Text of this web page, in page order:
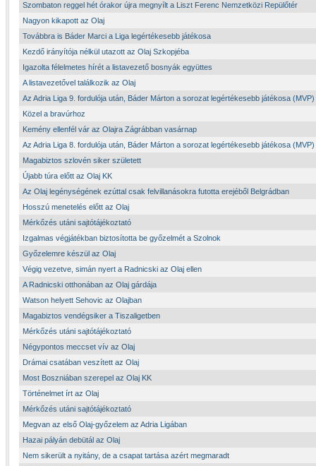
Szombaton reggel hét órakor újra megnyílt a Liszt Ferenc Nemzetközi Repülőtér
Nagyon kikapott az Olaj
Továbbra is Báder Marci a Liga legértékesebb játékosa
Kezdő irányítója nélkül utazott az Olaj Szkopjéba
Igazolta félelmetes hírét a listavezető bosnyák együttes
A listavezetővel találkozik az Olaj
Az Adria Liga 9. fordulója után, Báder Márton a sorozat legértékesebb játékosa (MVP)
Közel a bravúrhoz
Kemény ellenfél vár az Olajra Zágrábban vasárnap
Az Adria Liga 8. fordulója után, Báder Márton a sorozat legértékesebb játékosa (MVP)
Magabiztos szlovén siker született
Újabb túra előtt az Olaj KK
Az Olaj legénységének ezúttal csak felvillanásokra futotta erejéből Belgrádban
Hosszú menetelés előtt az Olaj
Mérkőzés utáni sajtótájékoztató
Izgalmas végjátékban biztosította be győzelmét a Szolnok
Győzelemre készül az Olaj
Végig vezetve, simán nyert a Radnicski az Olaj ellen
A Radnicski otthonában az Olaj gárdája
Watson helyett Sehovic az Olajban
Magabiztos vendégsiker a Tiszaligetben
Mérkőzés utáni sajtótájékoztató
Négypontos meccset vív az Olaj
Drámai csatában veszített az Olaj
Most Boszniában szerepel az Olaj KK
Történelmet írt az Olaj
Mérkőzés utáni sajtótájékoztató
Megvan az első Olaj-győzelem az Adria Ligában
Hazai pályán debütál az Olaj
Nem sikerült a nyitány, de a csapat tartása azért megmaradt